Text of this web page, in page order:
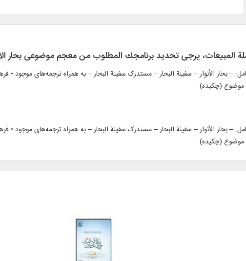
المبيعات، يرجی تحديد برنامجك المطلوب من معجم موضوعی بحار